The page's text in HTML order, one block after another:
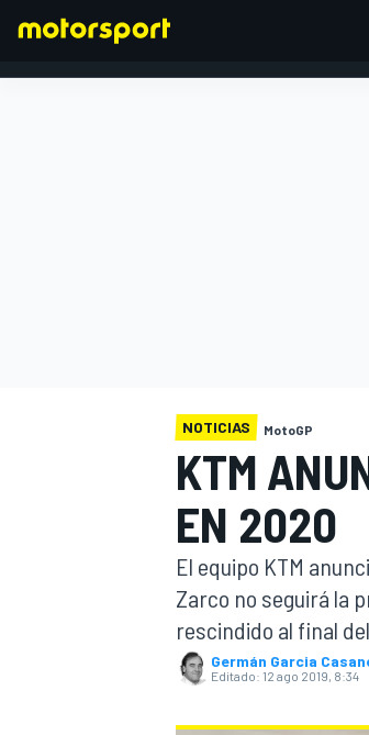
NOTICIAS MotoGP
KTM
EN 2020
El equipo KTM
Zarco no seguirá la
rescindido al final
Germán Garcia
Editado: 12 ago 2019, 8:34